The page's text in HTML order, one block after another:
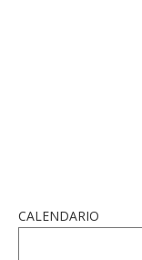
CALENDARIO